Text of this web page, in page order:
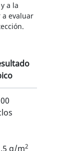
a la
evaluar
g/m2